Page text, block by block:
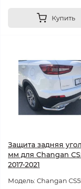
Купить
Защита задняя
мм для Changan
2017-2021
Модель: Changan